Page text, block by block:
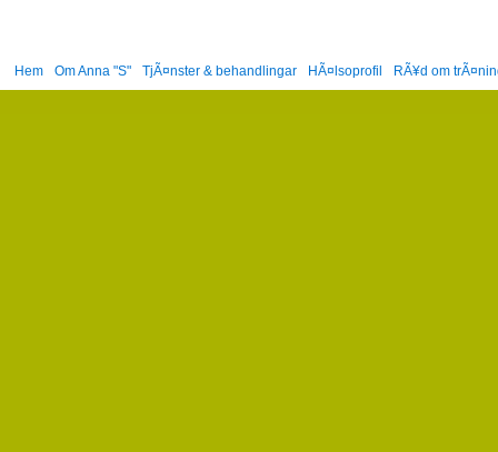
Hem Om Anna "S" TjÃ¤nster & behandlingar HÃ¤lsoprofil RÃ¥d om